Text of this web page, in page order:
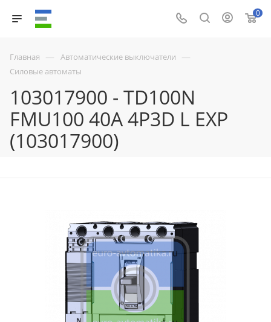
0
Главная — Автоматические выключатели —
Силовые автоматы
103017900 - TD100N
FMU100 40A 4P3D L EXP
(103017900)